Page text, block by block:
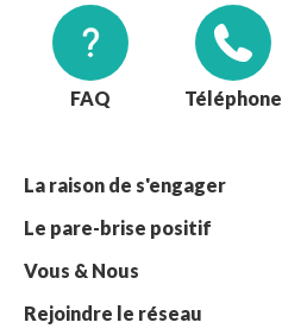
FAQ Téléphone
La raison de s'engager
Le pare-brise positif
Vous & Nous
Rejoindre le réseau